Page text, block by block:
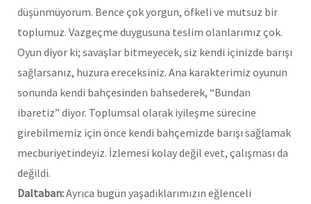
düşünmüyorum. Bence çok yorgun, öfkeli ve mutsuz bir
toplumuz. Vazgeçme duygusuna teslim olanlarımız çok.
Oyun diyor ki; savaşlar bitmeyecek, siz kendi içinizde barışı
sağlarsanız, huzura ereceksiniz. Ana karakterimiz oyunun
sonunda kendi bahçesinden bahsederek, “Bundan
ibaretiz” diyor. Toplumsal olarak iyileşme sürecine
girebilmemiz için önce kendi bahçemizde barışı sağlamak
mecburiyetindeyiz. İzlemesi kolay değil evet, çalışması da
değildi.
Daltaban:Ayrıca bugün yaşadıklarımızın eğlenceli